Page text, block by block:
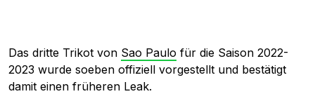
Das dritte Trikot von Sao Paulo für die Saison 2022-
2023 wurde soeben offiziell vorgestellt und bestätigt
damit einen früheren Leak.